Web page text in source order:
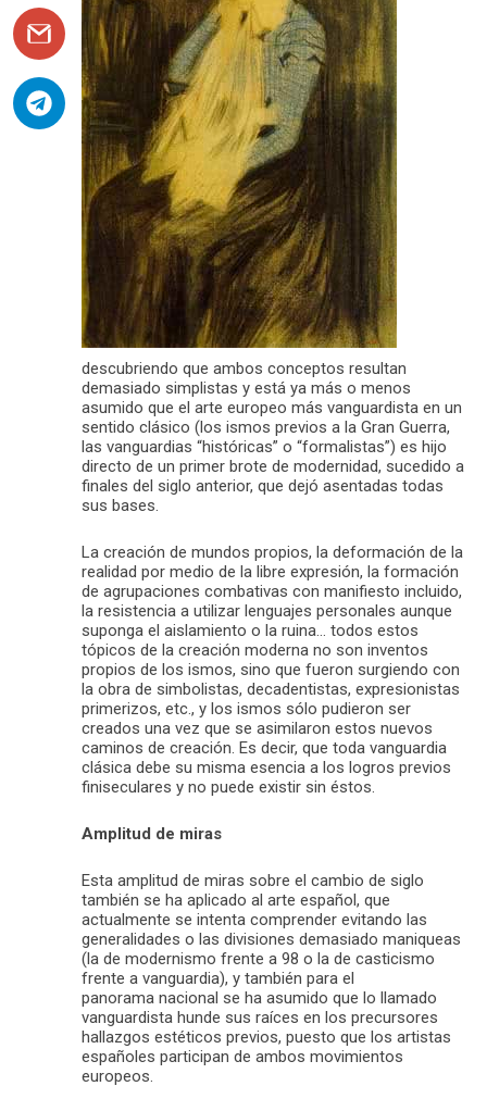
descubriendo que ambos conceptos resultan
demasiado simplistas y está ya más o menos
asumido que el arte europeo más vanguardista en un
sentido clásico (los ismos previos a la Gran Guerra,
las vanguardias “históricas” o “formalistas”) es hijo
directo de un primer brote de modernidad, sucedido a
finales del siglo anterior, que dejó asentadas todas
sus bases.
La creación de mundos propios, la deformación de la
realidad por medio de la libre expresión, la formación
de agrupaciones combativas con manifiesto incluido,
la resistencia a utilizar lenguajes personales aunque
suponga el aislamiento o la ruina… todos estos
tópicos de la creación moderna no son inventos
propios de los ismos, sino que fueron surgiendo con
la obra de simbolistas, decadentistas, expresionistas
primerizos, etc., y los ismos sólo pudieron ser
creados una vez que se asimilaron estos nuevos
caminos de creación. Es decir, que toda vanguardia
clásica debe su misma esencia a los logros previos
finiseculares y no puede existir sin éstos.
Amplitud de miras
Esta amplitud de miras sobre el cambio de siglo
también se ha aplicado al arte español, que
actualmente se intenta comprender evitando las
generalidades o las divisiones demasiado maniqueas
(la de modernismo frente a 98 o la de casticismo
frente a vanguardia), y también para el
panorama nacional se ha asumido que lo llamado
vanguardista hunde sus raíces en los precursores
hallazgos estéticos previos, puesto que los artistas
españoles participan de ambos movimientos
europeos.